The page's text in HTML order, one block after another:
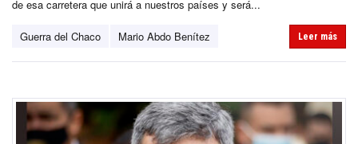
de esa carretera que unirá a nuestros países y será...
Guerra del Chaco Mario Abdo Benítez Leer más